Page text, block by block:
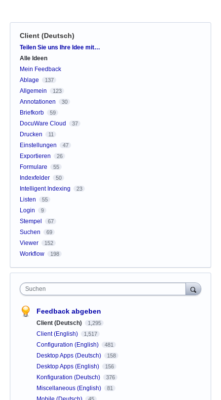
Client (Deutsch)
Kategorien
Teilen Sie uns Ihre Idee mit…
Alle Ideen
Mein Feedback
Ablage
137
Allgemein 123
Annotationen 30
Briefkorb 59
DocuWare Cloud 37
Drucken 11
Einstellungen 47
Exportieren 26
Formulare 55
Indexfelder 50
Intelligent Indexing 23
Listen 55
Login 9
Stempel 67
Suchen 69
Viewer 152
Workflow 198
Suchen
Feedback abgeben
Client (Deutsch) 1,295
Client (English) 1,517
Configuration (English) 481
Desktop Apps (Deutsch) 158
Desktop Apps (English) 156
Konfiguration (Deutsch) 376
Miscellaneous (English) 81